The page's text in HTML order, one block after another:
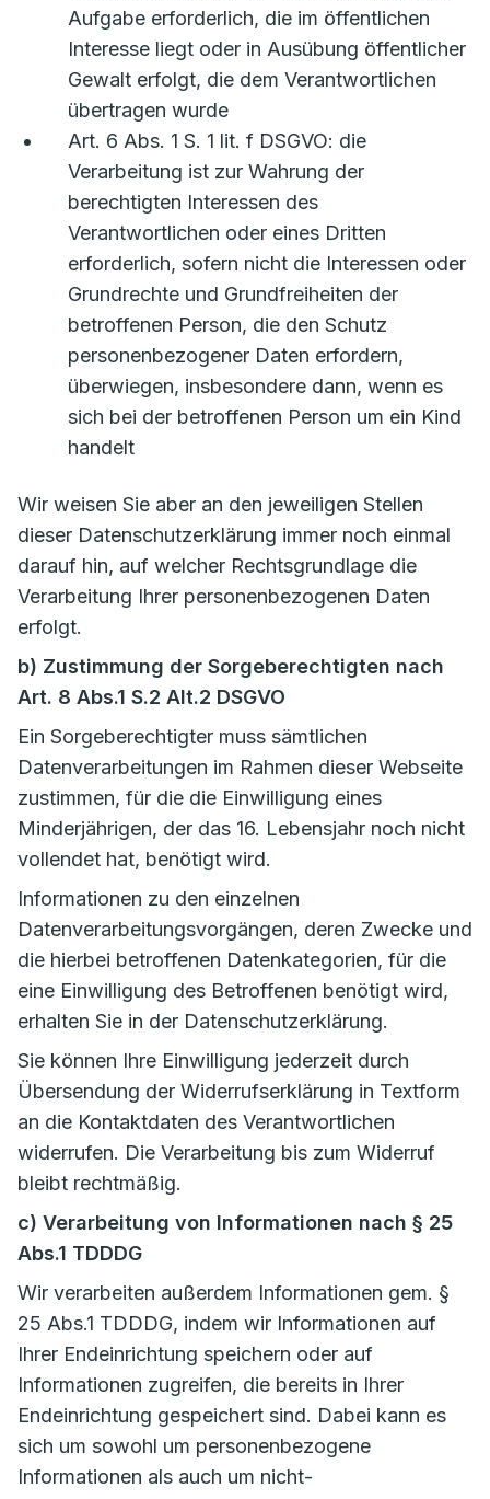
Aufgabe erforderlich, die im öffentlichen
Interesse liegt oder in Ausübung öffentlicher
Gewalt erfolgt, die dem Verantwortlichen
übertragen wurde
Art. 6 Abs. 1 S. 1 lit. f DSGVO: die
Verarbeitung ist zur Wahrung der
berechtigten Interessen des
Verantwortlichen oder eines Dritten
erforderlich, sofern nicht die Interessen oder
Grundrechte und Grundfreiheiten der
betroffenen Person, die den Schutz
personenbezogener Daten erfordern,
überwiegen, insbesondere dann, wenn es
sich bei der betroffenen Person um ein Kind
handelt
Wir weisen Sie aber an den jeweiligen Stellen
dieser Datenschutzerklärung immer noch einmal
darauf hin, auf welcher Rechtsgrundlage die
Verarbeitung Ihrer personenbezogenen Daten
erfolgt.
b) Zustimmung der Sorgeberechtigten nach
Art. 8 Abs.1 S.2 Alt.2 DSGVO
Ein Sorgeberechtigter muss sämtlichen
Datenverarbeitungen im Rahmen dieser Webseite
zustimmen, für die die Einwilligung eines
Minderjährigen, der das 16. Lebensjahr noch nicht
vollendet hat, benötigt wird.
Informationen zu den einzelnen
Datenverarbeitungsvorgängen, deren Zwecke und
die hierbei betroffenen Datenkategorien, für die
eine Einwilligung des Betroffenen benötigt wird,
erhalten Sie in der Datenschutzerklärung.
Sie können Ihre Einwilligung jederzeit durch
Übersendung der Widerrufserklärung in Textform
an die Kontaktdaten des Verantwortlichen
widerrufen. Die Verarbeitung bis zum Widerruf
bleibt rechtmäßig.
c) Verarbeitung von Informationen nach § 25
Abs.1 TDDDG
Wir verarbeiten außerdem Informationen gem. §
25 Abs.1 TDDDG, indem wir Informationen auf
Ihrer Endeinrichtung speichern oder auf
Informationen zugreifen, die bereits in Ihrer
Endeinrichtung gespeichert sind. Dabei kann es
sich um sowohl um personenbezogene
Informationen als auch um nicht-